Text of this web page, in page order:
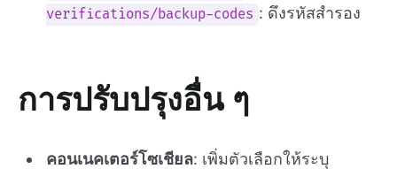
verifications/backup-codes : ดึงรหัสสำรอง
การปรับปรุงอื่น ๆ
คอนเนคเตอร์โซเชียล: เพิ่มตัวเลือกให้ระบุ